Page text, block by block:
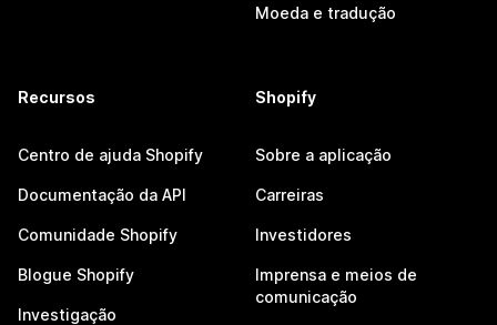
Moeda e tradução
Recursos
Centro de ajuda Shopify
Documentação da API
Comunidade Shopify
Blogue Shopify
Investigação
Shopify
Sobre a aplicação
Carreiras
Investidores
Imprensa e meios de
comunicação